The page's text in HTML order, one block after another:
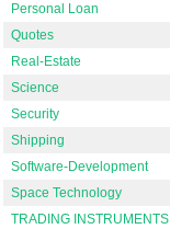
Personal Loan
Quotes
Real-Estate
Science
Security
Shipping
Software-Development
Space Technology
TRADING INSTRUMENTS